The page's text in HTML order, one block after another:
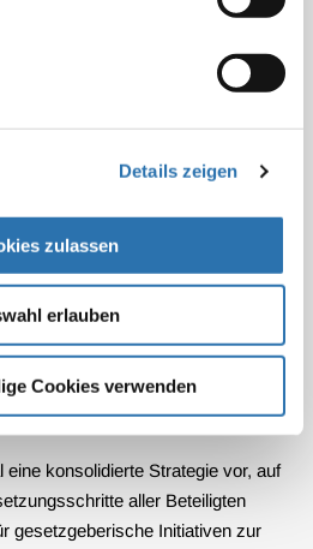
Details zeigen
zulassen
erlauben
Cookies verwenden
und vorgelegt wurde. Dies hat
„Gemeinsam Digital“
im
des
Pflege formuliert und veröffentlicht.
bei der die BÄK eine
und Praxistauglichkeit der
im Gesundheitswesen gelegt
konsolidierte Strategie vor, auf
aller Beteiligten
gesetzgeberische Initiativen zur